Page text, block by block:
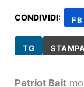
CONDIVIDI: FB
TG STAMPA
Patriot Bait